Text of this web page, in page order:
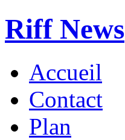
Riff News
Accueil
Contact
Plan